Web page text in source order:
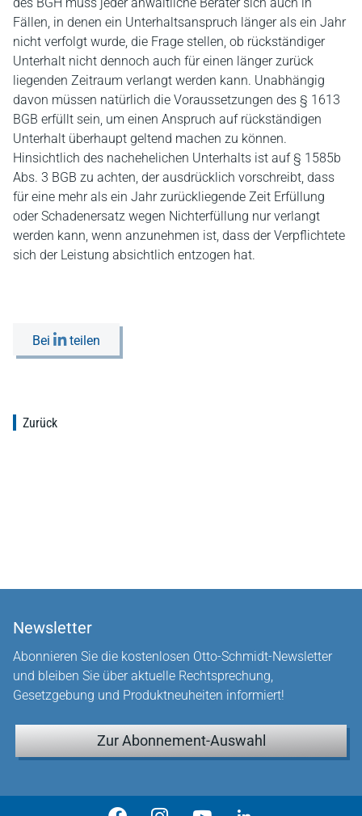
Fällen, in denen ein Unterhaltsanspruch länger als ein Jahr
nicht verfolgt wurde, die Frage stellen, ob rückständiger
Unterhalt nicht dennoch auch für einen länger zurück
liegenden Zeitraum verlangt werden kann. Unabhängig
davon müssen natürlich die Voraussetzungen des § 1613
BGB erfüllt sein, um einen Anspruch auf rückständigen
Unterhalt überhaupt geltend machen zu können.
Hinsichtlich des nachehelichen Unterhalts ist auf § 1585b
Abs. 3 BGB zu achten, der ausdrücklich vorschreibt, dass
für eine mehr als ein Jahr zurückliegende Zeit Erfüllung
oder Schadenersatz wegen Nichterfüllung nur verlangt
werden kann, wenn anzunehmen ist, dass der Verpflichtete
sich der Leistung absichtlich entzogen hat.
Bei teilen
Zurück
Newsletter
Abonnieren Sie die kostenlosen Otto-Schmidt-Newsletter
und bleiben Sie über aktuelle Rechtsprechung,
Gesetzgebung und Produktneuheiten informiert!
Zur Abonnement-Auswahl